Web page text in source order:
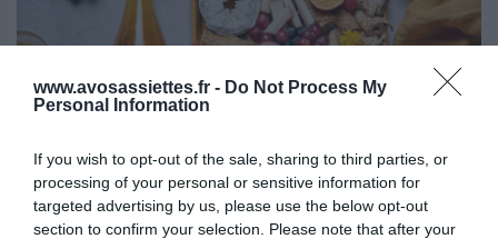
www.avosassiettes.fr - Do Not Process My
Personal Information
If you wish to opt-out of the sale, sharing to third parties, or
processing of your personal or sensitive information for
targeted advertising by us, please use the below opt-out
section to confirm your selection. Please note that after your
Cuisine Régionale
29 janvier 2024